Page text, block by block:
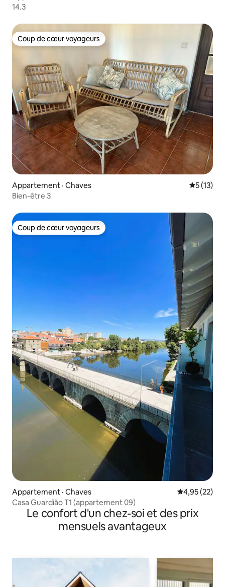
14.3
Coup de cœur voyageurs
Coup de cœur voyageurs
Appartement · Chaves Note
5 (13)
Bien-être 3
Coup de cœur voyageurs
Coup de cœur voyageurs
Appartement · Chaves Note
4,95 (22)
Casa Guardião T1 (appartement 09)
Le confort d'un chez-soi et des prix
mensuels avantageux